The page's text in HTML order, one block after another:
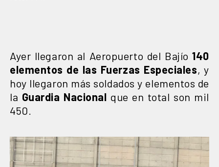
Ayer llegaron al Aeropuerto del Bajío 140
elementos de las Fuerzas Especiales, y
hoy llegaron más soldados y elementos de
la Guardia Nacional que en total son mil
450.